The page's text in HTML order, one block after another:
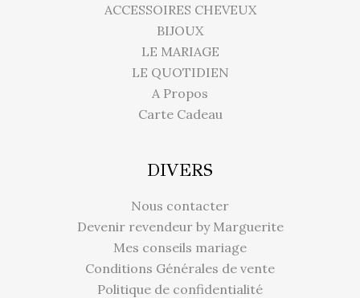
ACCESSOIRES CHEVEUX
BIJOUX
LE MARIAGE
LE QUOTIDIEN
A Propos
Carte Cadeau
DIVERS
Nous contacter
Devenir revendeur by Marguerite
Mes conseils mariage
Conditions Générales de vente
Politique de confidentialité